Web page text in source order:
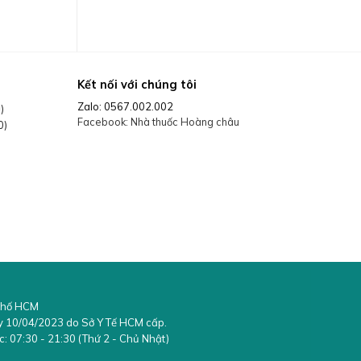
sau
Kết nối với chúng tôi
Zalo: 0567.002.002
Facebook: Nhà thuốc Hoàng châu
HCM
04/2023 do Sở Y Tế HCM cấp.
07:30 - 21:30 (Thứ 2 - Chủ Nhật)